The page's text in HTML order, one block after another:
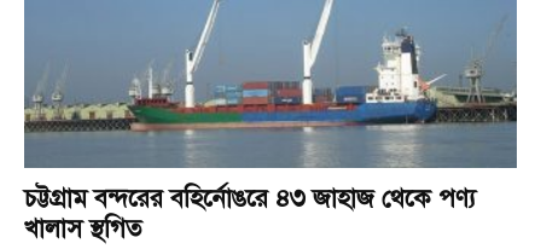
চট্টগ্রাম বন্দরের বহির্নোঙরে ৪৩ জাহাজ থেকে পণ্য
খালাস স্থগিত